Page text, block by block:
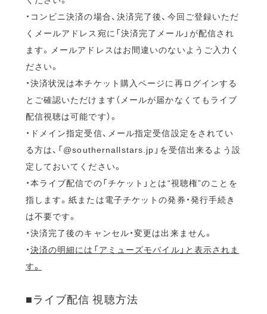
・コンビニ決済の場合、決済完了後、今回ご登録いただ
くメールアドレス宛に「決済完了メール」が配信され
ます。メールアドレスはお間違いのないようご入力く
ださい。
・決済状況は本チケット購入ページに再ログインする
とご確認いただけます（メールが届かなくてもライブ
配信視聴は可能です）。
・ドメイン指定受信、メール指定受信設定をされてい
る方は、「@southernallstars.jp」を受信出来るよう設
定しておいてください。
・本ライブ配信での「チケット」とは“視聴権”のことを
指します。紙または電子チケットの発券・発行手続き
は不要です。
・決済完了後のキャンセル・変更は出来ません。
・決済の明細には「アミューズモバイル」と表示されま
す。
■ライブ配信 視聴方法